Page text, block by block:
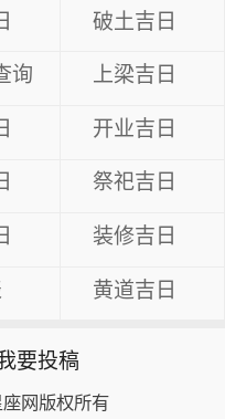
破土吉日
询 上梁吉日
开业吉日
祭祀吉日
装修吉日
黄道吉日
要投稿
网版权所有